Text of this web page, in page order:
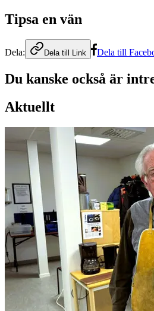
Tipsa en vän
Dela: Dela till Link Dela till
Du kanske också är
Aktuellt